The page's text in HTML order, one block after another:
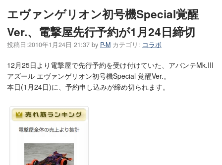
エヴァンゲリオン初号機Special覚醒
Ver.、電撃屋先行予約が1月24日締切
投稿日:2010年1月24日 21:37 by P-M カテゴリ: コラボ
12月25日より電撃屋で先行予約を受け付けていた、アバンテMk.III
アズール エヴァンゲリオン初号機Special 覚醒Ver.。
本日(1月24日)に、予約申し込みが締め切られます。